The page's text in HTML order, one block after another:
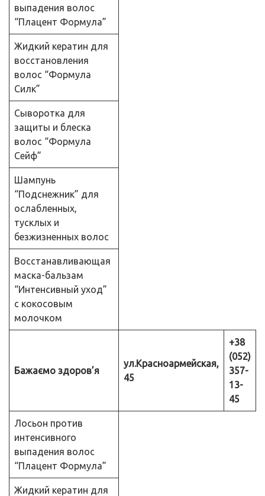
выпадения волос
“Плацент Формула”
Жидкий кератин для
восстановления
волос “Формула
Силк”
Сыворотка для
защиты и блеска
волос “Формула
Сейф”
Шампунь
“Подснежник” для
ослабленных,
тусклых и
безжизненных волос
Восстанавливающая
маска-бальзам
“Интенсивный уход”
с кокосовым
молочком
Бажаємо здоров’я
ул.Красноармейская,
45
+38
(052)
357-
13-
45
Лосьон против
интенсивного
выпадения волос
“Плацент Формула”
Жидкий кератин для